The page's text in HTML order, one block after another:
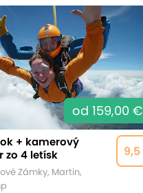
od 159,00 €
9,5
+ kamerový
zo 4 letísk
Zámky, Martin,